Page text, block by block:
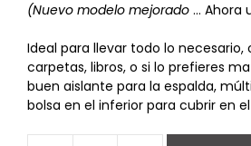
(Nuevo modelo mejorado … Ahora
Ideal para llevar todo lo necesario,
carpetas, libros, o si lo prefieres
buen aislante para la espalda,
bolsa en el inferior para cubrir en